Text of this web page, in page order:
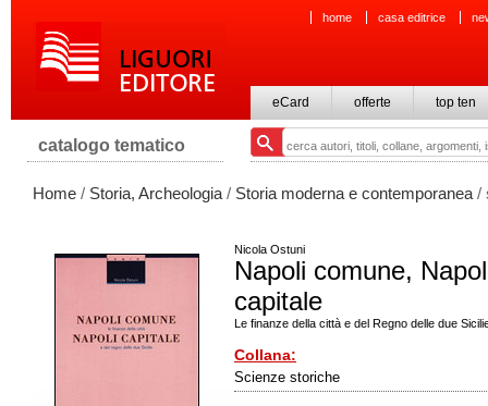
home casa editrice
eCard offerte top ten
catalogo tematico
Home / Storia, Archeologia / Storia moderna e contemporanea /
Nicola Ostuni
Napoli comune,
capitale
Le finanze della città e del Regno delle due
Collana:
Scienze storiche